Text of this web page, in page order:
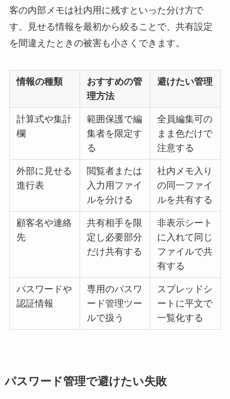
客の内部メモは社内用に残すといった分け方で
す。見せる情報を最初から絞ることで、共有設定
を間違えたときの被害も小さくできます。
情報の種類
おすすめの管
理方法
避けたい管理
計算式や集計
欄
範囲保護で編
集者を限定す
る
全員編集可の
まま色だけで
注意する
外部に見せる
進行表
閲覧者または
入力用ファイ
ルを分ける
社内メモ入り
の同一ファイ
ルを共有する
顧客名や連絡
先
共有相手を限
定し必要部分
だけ共有する
非表示シート
に入れて同じ
ファイルで共
有する
パスワードや
認証情報
専用のパスワ
ード管理ツー
ルで扱う
スプレッドシ
ートに平文で
一覧化する
パスワード管理で避けたい失敗